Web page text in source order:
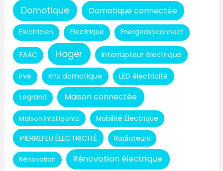
Domotique Domotique connectée
Electricien Electrique Energeasyconnect
FAAC Hager Interrupteur électrique
irve Knx domotique LED électricité
Legrand Maison connectée
Maison intelligente Mobilité Électrique
PIERREFEU ÉLECTRICITÉ Radiateurs
Rénovation Rénovation électrique